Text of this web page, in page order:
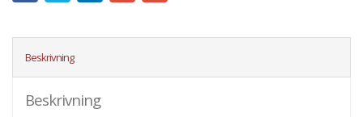
Beskrivning
Beskrivning